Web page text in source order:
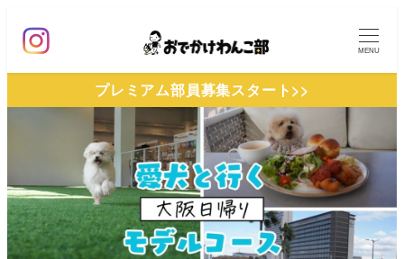
ン
ツ
へ
移
MENU
プレミアム部員募集スタート>>